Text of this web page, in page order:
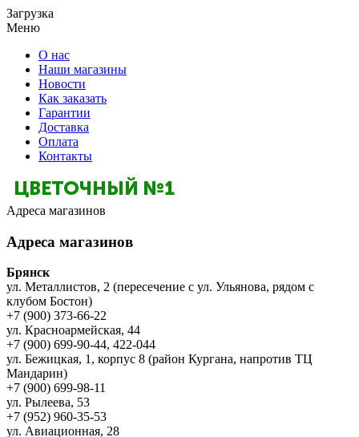
Загрузка
Меню
О нас
Наши магазины
Новости
Как заказать
Гарантии
Доставка
Оплата
Контакты
Адреса магазинов
Адреса магазинов
Брянск
ул. Металлистов, 2 (пересечение с ул. Ульянова, рядом с
клубом Бостон)
+7 (900) 373-66-22
ул. Красноармейская, 44
+7 (900) 699-90-44, 422-044
ул. Бежицкая, 1, корпус 8 (район Кургана, напротив ТЦ
Мандарин)
+7 (900) 699-98-11
ул. Рылеева, 53
+7 (952) 960-35-53
ул. Авиационная, 28